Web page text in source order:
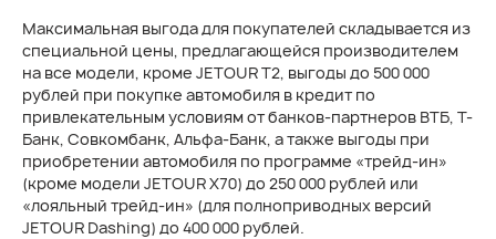
Максимальная выгода для покупателей складывается из
специальной цены, предлагающейся производителем
на все модели, кроме JETOUR Т2, выгоды до 500 000
рублей при покупке автомобиля в кредит по
привлекательным условиям от банков-партнеров ВТБ, T-
Банк, Совкомбанк, Альфа-Банк, а также выгоды при
приобретении автомобиля по программе «трейд-ин»
(кроме модели JETOUR X70) до 250 000 рублей или
«лояльный трейд-ин» (для полноприводных версий
JETOUR Dashing) до 400 000 рублей.